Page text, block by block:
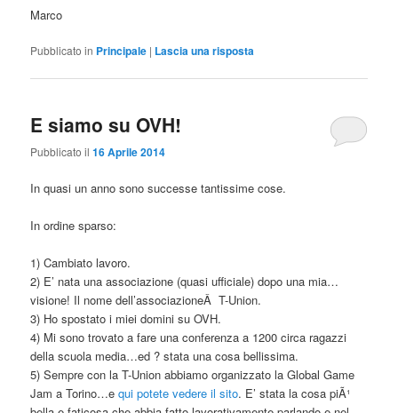
Marco
Pubblicato in Principale | Lascia una risposta
E siamo su OVH!
Pubblicato il16 Aprile 2014
In quasi un anno sono successe tantissime cose.
In ordine sparso:
1) Cambiato lavoro.
2) E’ nata una associazione (quasi ufficiale) dopo una mia…
visione! Il nome dell’associazioneÂ T-Union.
3) Ho spostato i miei domini su OVH.
4) Mi sono trovato a fare una conferenza a 1200 circa ragazzi
della scuola media…ed ? stata una cosa bellissima.
5) Sempre con la T-Union abbiamo organizzato la Global Game
Jam a Torino…equi potete vedere il sito. E’ stata la cosa piÃ¹